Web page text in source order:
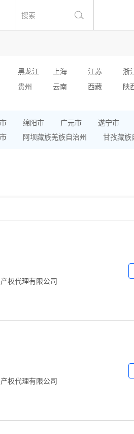
搜索
黑龙江 上海 江苏 浙
贵州 云南 西藏 陕
绵阳市 广元市 遂宁市
阿坝藏族羌族自治州 甘孜藏族
权代理有限公司
权代理有限公司